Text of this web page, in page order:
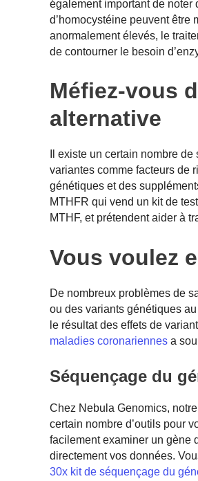
également important de noter
d’homocystéine peuvent être
anormalement élevés, le
de contourner le besoin
Méfiez-vous
alternative
Il existe un certain nombre
variantes comme facteurs de
génétiques et des
MTHFR qui vend un kit de
MTHF, et prétendent aider à
Vous voulez
De nombreux problèmes de
ou des variants génétiques
le résultat des effets de
maladies coronariennes a
Séquençage du
Chez Nebula Genomics,
certain nombre d’outils pour
facilement examiner un gène
directement vos données.
30x kit de séquençage du